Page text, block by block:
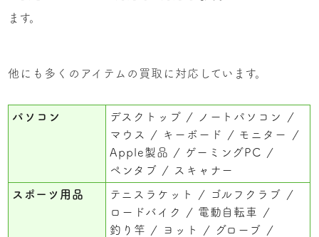
ます。
他にも多くのアイテムの買取に対応しています。
パソコン デスクトップ
ノートパソコン
マウス
キーボード
モニター
Apple製品
ゲーミングPC
ペンタブ
スキャナー
スポーツ用品 テニスラケット
ゴルフクラブ
ロードバイク
電動自転車
釣り竿
ヨット
グローブ